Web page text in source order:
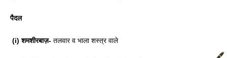
पैदल
(i) शमशीरबाज़- तलवार व भाला शस्त्र वाले